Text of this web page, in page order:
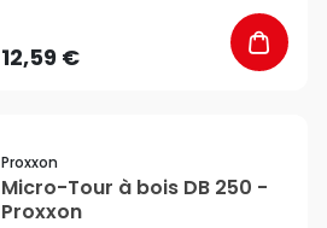
12,59 €
Proxxon
Micro-Tour à bois DB 250 -
Proxxon